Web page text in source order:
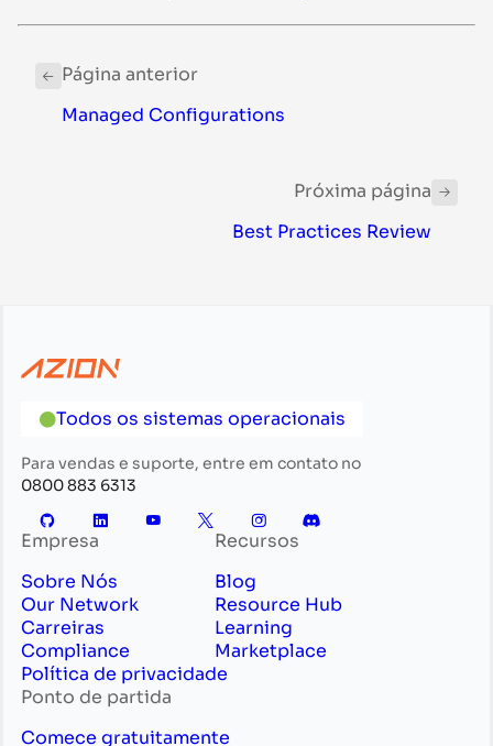
Página anterior
Managed Configurations
Próxima página
Best Practices Review
Todos os sistemas operacionais
Para vendas e suporte, entre em contato no
0800 883 6313
Empresa
Sobre Nós
Our Network
Carreiras
Compliance
Política de privacidade
Recursos
Blog
Resource Hub
Learning
Marketplace
Ponto de partida
Comece gratuitamente